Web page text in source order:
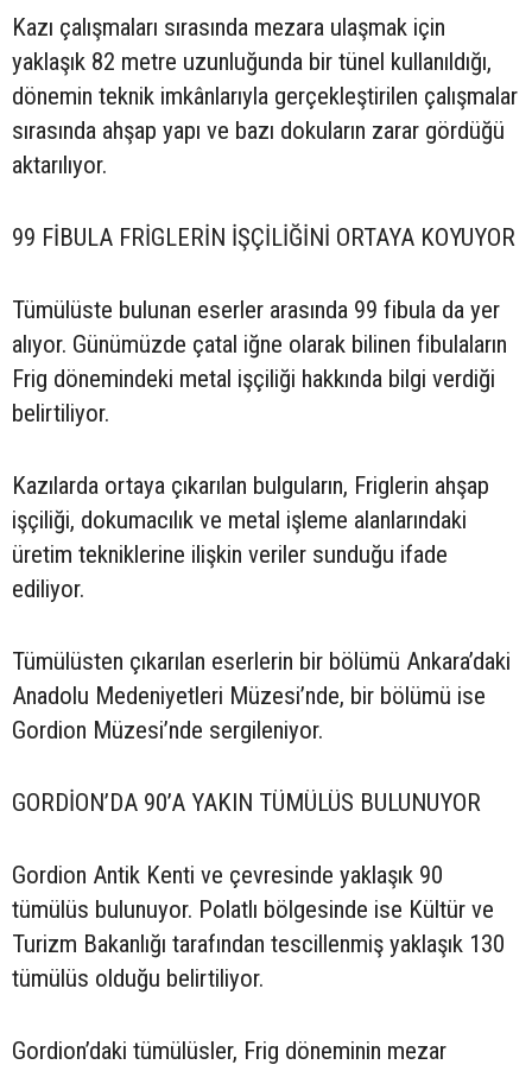
Kazı çalışmaları sırasında mezara ulaşmak için
yaklaşık 82 metre uzunluğunda bir tünel kullanıldığı,
dönemin teknik imkânlarıyla gerçekleştirilen çalışmalar
sırasında ahşap yapı ve bazı dokuların zarar gördüğü
aktarılıyor.
99 FİBULA FRİGLERİN İŞÇİLİĞİNİ ORTAYA KOYUYOR
Tümülüste bulunan eserler arasında 99 fibula da yer
alıyor. Günümüzde çatal iğne olarak bilinen fibulaların
Frig dönemindeki metal işçiliği hakkında bilgi verdiği
belirtiliyor.
Kazılarda ortaya çıkarılan bulguların, Friglerin ahşap
işçiliği, dokumacılık ve metal işleme alanlarındaki
üretim tekniklerine ilişkin veriler sunduğu ifade
ediliyor.
Tümülüsten çıkarılan eserlerin bir bölümü Ankara’daki
Anadolu Medeniyetleri Müzesi’nde, bir bölümü ise
Gordion Müzesi’nde sergileniyor.
GORDİON’DA 90’A YAKIN TÜMÜLÜS BULUNUYOR
Gordion Antik Kenti ve çevresinde yaklaşık 90
tümülüs bulunuyor. Polatlı bölgesinde ise Kültür ve
Turizm Bakanlığı tarafından tescillenmiş yaklaşık 130
tümülüs olduğu belirtiliyor.
Gordion’daki tümülüsler, Frig döneminin mezar